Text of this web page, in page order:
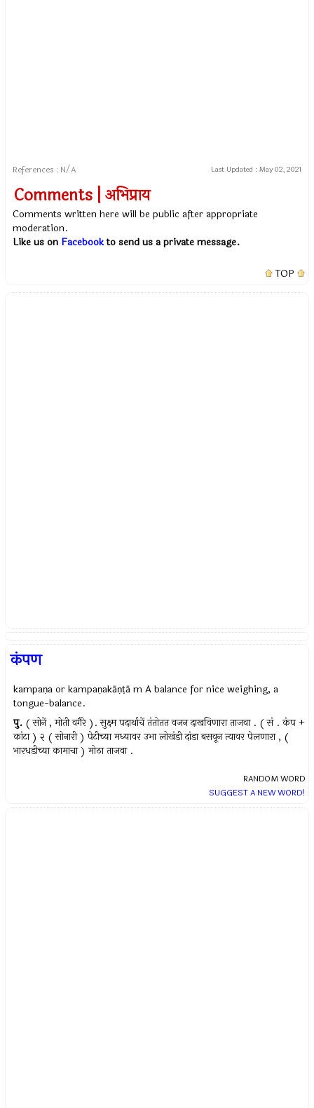
References : N/A Last Updated : May 02, 2021
Comments | अभिप्राय
Comments written here will be public after appropriate
moderation.
Like us on Facebookto send us a private message.
TOP
कंपण
kampaṇa or kampaṇakāṇṭā m A balance for nice weighing, a
tongue-balance.
पु. ( सोनें , मोती वगैरे ). सुक्ष्म पदार्थाचें तंतोतत वजन दाखविणारा ताजवा . ( सं . कंप +
कांटा ) २ ( सोनारी ) पेटीच्या मध्यावर उभा लोखंडी दांडा बसवून त्यावर पेलणारा , (
भारधडीच्या कामाचा ) मोठा ताजवा .
RANDOM WORD
SUGGEST A NEW WORD!